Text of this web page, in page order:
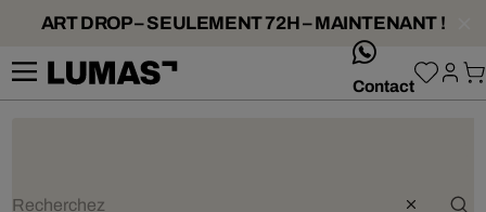
ART DROP – SEULEMENT 72H – MAINTENANT !
Contact